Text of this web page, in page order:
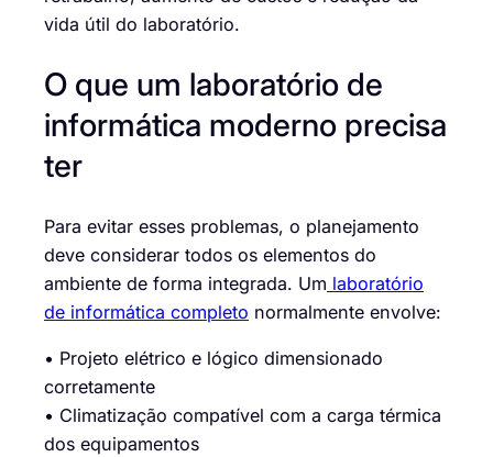
vida útil do laboratório.
O que um laboratório de
informática moderno precisa
ter
Para evitar esses problemas, o planejamento
deve considerar todos os elementos do
ambiente de forma integrada. Um laboratório
de informática completo normalmente envolve:
• Projeto elétrico e lógico dimensionado
corretamente
• Climatização compatível com a carga térmica
dos equipamentos